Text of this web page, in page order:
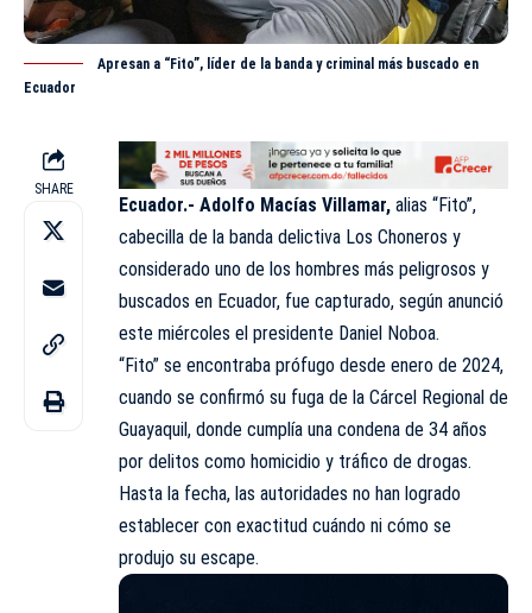
Apresan a “Fito”, líder de la banda y criminal más buscado en
Ecuador
SHARE
Ecuador.- Adolfo Macías Villamar, alias “Fito”,
cabecilla de la banda delictiva Los Choneros y
considerado uno de los hombres más peligrosos y
buscados en Ecuador, fue capturado, según anunció
este miércoles el presidente Daniel Noboa.
“Fito” se encontraba prófugo desde enero de 2024,
cuando se confirmó su fuga de la Cárcel Regional de
Guayaquil, donde cumplía una condena de 34 años
por delitos como homicidio y tráfico de drogas.
Hasta la fecha, las autoridades no han logrado
establecer con exactitud cuándo ni cómo se
produjo su escape.